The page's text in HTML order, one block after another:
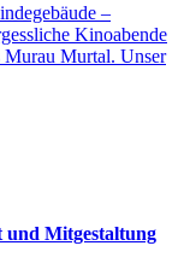
–
Kinoabende
Murau Murtal. Unser
und Mitgestaltung